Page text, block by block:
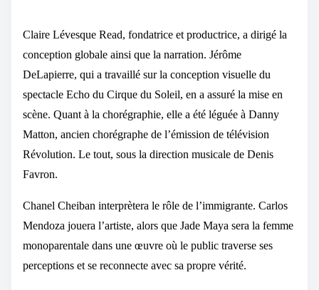
Claire Lévesque Read, fondatrice et productrice, a dirigé la
conception globale ainsi que la narration. Jérôme
DeLapierre, qui a travaillé sur la conception visuelle du
spectacle Echo du Cirque du Soleil, en a assuré la mise en
scène. Quant à la chorégraphie, elle a été léguée à Danny
Matton, ancien chorégraphe de l’émission de télévision
Révolution. Le tout, sous la direction musicale de Denis
Favron.
Chanel Cheiban interprètera le rôle de l’immigrante. Carlos
Mendoza jouera l’artiste, alors que Jade Maya sera la femme
monoparentale dans une œuvre où le public traverse ses
perceptions et se reconnecte avec sa propre vérité.